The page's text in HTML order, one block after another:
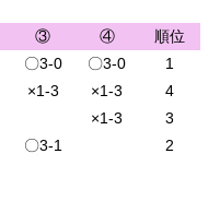
③ ④
順位
〇3-0 〇3-0
1
×1-3 ×1-3
4
×1-3
3
〇3-1 2